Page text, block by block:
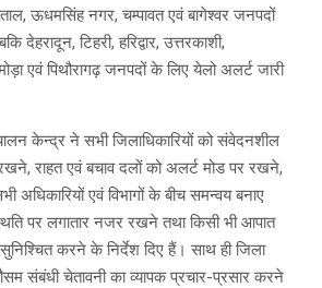
ऊधमसिंह नगर, चम्पावत एवं बागेश्वर जनपदों
टिहरी, हरिद्वार, उत्तरकाशी,
एवं पिथौरागढ़ जनपदों के लिए येलो अलर्ट जारी
केन्द्र ने सभी जिलाधिकारियों को संवेदनशील
रखने, राहत एवं बचाव दलों को अलर्ट मोड पर रखने,
एवं विभागों के बीच समन्वय बनाए
पर लगातार नजर रखने तथा किसी भी आपात
सुनिश्चित करने के निर्देश दिए हैं। साथ ही जिला
संबंधी चेतावनी का व्यापक प्रचार-प्रसार करने